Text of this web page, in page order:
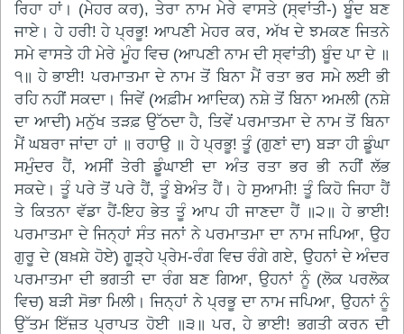
ਰਿਹਾ ਹਾਂ। (ਮੇਹਰ ਕਰ), ਤੇਰਾ ਨਾਮ ਮੇਰੇ ਵਾਸਤੇ (ਸ੍ਵਾਂਤੀ-) ਬੂੰਦ ਬਣ
ਜਾਏ। ਹੇ ਹਰੀ! ਹੇ ਪ੍ਰਭੂ! ਆਪਣੀ ਮੇਹਰ ਕਰ, ਅੱਖ ਦੇ ਝਮਕਣ ਜਿਤਨੇ
ਸਮੇ ਵਾਸਤੇ ਹੀ ਮੇਰੇ ਮੂੰਹ ਵਿਚ (ਆਪਣੀ ਨਾਮ ਦੀ ਸ੍ਵਾਂਤੀ) ਬੂੰਦ ਪਾ ਦੇ ॥
੧॥ ਹੇ ਭਾਈ! ਪਰਮਾਤਮਾ ਦੇ ਨਾਮ ਤੋਂ ਬਿਨਾ ਮੈਂ ਰਤਾ ਭਰ ਸਮੇ ਲਈ ਭੀ
ਰਹਿ ਨਹੀਂ ਸਕਦਾ। ਜਿਵੇਂ (ਅਫ਼ੀਮ ਆਦਿਕ) ਨਸ਼ੇ ਤੋਂ ਬਿਨਾ ਅਮਲੀ (ਨਸ਼ੇ
ਦਾ ਆਦੀ) ਮਨੁੱਖ ਤੜਫ਼ ਉੱਠਦਾ ਹੈ, ਤਿਵੇਂ ਪਰਮਾਤਮਾ ਦੇ ਨਾਮ ਤੋਂ ਬਿਨਾ
ਮੈਂ ਘਬਰਾ ਜਾਂਦਾ ਹਾਂ ॥ ਰਹਾਉ ॥ ਹੇ ਪ੍ਰਭੂ! ਤੂੰ (ਗੁਣਾਂ ਦਾ) ਬੜਾ ਹੀ ਡੂੰਘਾ
ਸਮੁੰਦਰ ਹੈਂ, ਅਸੀਂ ਤੇਰੀ ਡੂੰਘਾਈ ਦਾ ਅੰਤ ਰਤਾ ਭਰ ਭੀ ਨਹੀਂ ਲੱਭ
ਸਕਦੇ। ਤੂੰ ਪਰੇ ਤੋਂ ਪਰੇ ਹੈਂ, ਤੂੰ ਬੇਅੰਤ ਹੈਂ। ਹੇ ਸੁਆਮੀ! ਤੂੰ ਕਿਹੋ ਜਿਹਾ ਹੈਂ
ਤੇ ਕਿਤਨਾ ਵੱਡਾ ਹੈਂ-ਇਹ ਭੇਤ ਤੂੰ ਆਪ ਹੀ ਜਾਣਦਾ ਹੈਂ ॥੨॥ ਹੇ ਭਾਈ!
ਪਰਮਾਤਮਾ ਦੇ ਜਿਨ੍ਹਾਂ ਸੰਤ ਜਨਾਂ ਨੇ ਪਰਮਾਤਮਾ ਦਾ ਨਾਮ ਜਪਿਆ, ਉਹ
ਗੁਰੂ ਦੇ (ਬਖ਼ਸ਼ੇ ਹੋਏ) ਗੂੜ੍ਹੇ ਪ੍ਰੇਮ-ਰੰਗ ਵਿਚ ਰੰਗੇ ਗਏ, ਉਹਨਾਂ ਦੇ ਅੰਦਰ
ਪਰਮਾਤਮਾ ਦੀ ਭਗਤੀ ਦਾ ਰੰਗ ਬਣ ਗਿਆ, ਉਹਨਾਂ ਨੂੰ (ਲੋਕ ਪਰਲੋਕ
ਵਿਚ) ਬੜੀ ਸੋਭਾ ਮਿਲੀ। ਜਿਨ੍ਹਾਂ ਨੇ ਪ੍ਰਭੂ ਦਾ ਨਾਮ ਜਪਿਆ, ਉਹਨਾਂ ਨੂੰ
ਉੱਤਮ ਇੱਜ਼ਤ ਪ੍ਰਾਪਤ ਹੋਈ ॥੩॥ ਪਰ, ਹੇ ਭਾਈ! ਭਗਤੀ ਕਰਨ ਦੀ